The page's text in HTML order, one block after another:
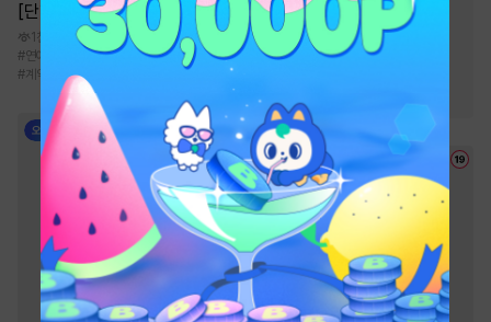
[단행본]
1천
#연애/결혼 로맨스 능력녀 # 서양풍
# 계약관계
# 미인수 #
다정수
#친구>연인 #
친구
#상처수